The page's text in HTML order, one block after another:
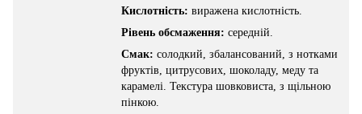
Кислотність: виражена кислотність.
Рівень обсмаження: середній.
Смак: солодкий, збалансований, з нотками
фруктів, цитрусових, шоколаду, меду та
карамелі. Текстура шовковиста, з щільною
пінкою.